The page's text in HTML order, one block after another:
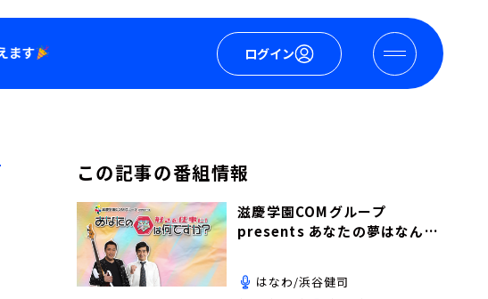
ログイン
この記事の番組情報
滋慶学園COMグループ
presents あなたの夢はなんで
はなわ/浜谷健司